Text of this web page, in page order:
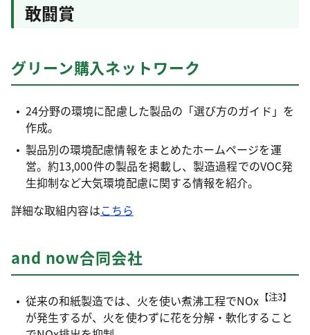
敢闘賞
グリーン購入ネットワーク
24分野の環境に配慮した製品の「選び方のガイド」を
作成。
製品別の環境配慮情報をまとめたホームページを運
営。約13,000件の製品を掲載し、製造過程でのVOC発
生抑制など大気環境配慮に関する情報を紹介。
詳細な取組内容はこちら
and now合同会社
従来の和紙製造では、火を使い煮沸工程でNOx 【注3】
が発生するが、火を使わずに花を分解・軟化すること